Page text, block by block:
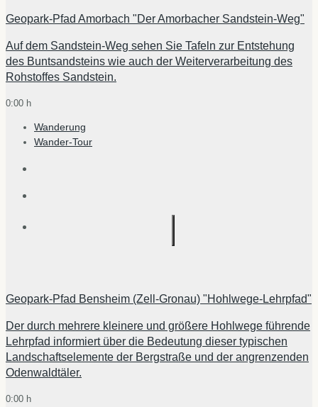
Geopark-Pfad Amorbach "Der Amorbacher Sandstein-Weg"
Auf dem Sandstein-Weg sehen Sie Tafeln zur Entstehung
des Buntsandsteins wie auch der Weiterverarbeitung des
Rohstoffes Sandstein.
0:00 h
Wanderung
Wander-Tour
Geopark-Pfad Bensheim (Zell-Gronau) "Hohlwege-Lehrpfad"
Der durch mehrere kleinere und größere Hohlwege führende
Lehrpfad informiert über die Bedeutung dieser typischen
Landschaftselemente der Bergstraße und der angrenzenden
Odenwaldtäler.
0:00 h